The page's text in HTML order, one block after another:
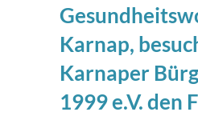
Karnap,
Karnaper
1999 e.V. den